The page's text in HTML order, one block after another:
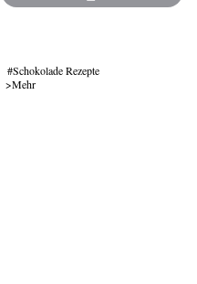
Schokolade Rezepte
Mehr